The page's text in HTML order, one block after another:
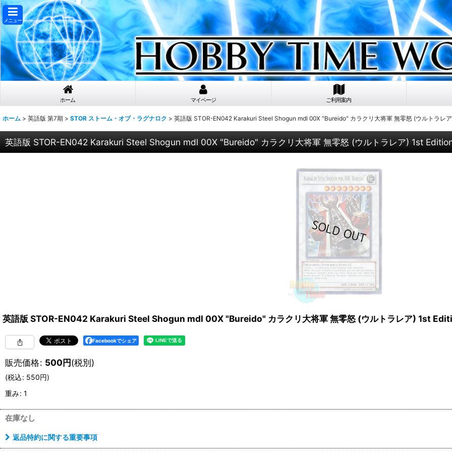
メニュー
ホーム マイページ ご利用案内
ホーム > 英語版 第7期 > STOR ストーム・オブ・ラグナロク > 英語版 STOR-EN042 Karakuri Steel Shogun mdl 00X "Bureido" カラクリ大将軍 無零怒 (ウルトラレ
英語版 STOR-EN042 Karakuri Steel Shogun mdl 00X "Bureido" カラクリ大将軍 無零怒 (ウルトラレア) 1st
英語版 STOR-EN042 Karakuri Steel Shogun mdl 00X "Bureido" カラクリ大将軍 無零怒 (ウルトラレア) 1st
Facebookでシェア
販売価格: 500円(税別)
(税込: 550円)
重み: 1
在庫なし
返品特約に関する重要事項